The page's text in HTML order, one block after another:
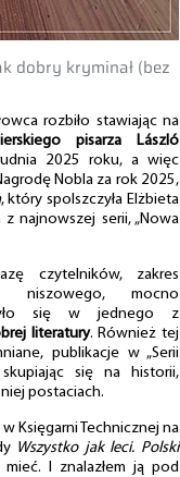
dobry kryminał (bez
rozbiło stawiając na
pisarza László
2025 roku, a więc
Nobla za rok 2025,
, który spolszczyła Elżbieta
najnowszej serii, „Nowa
czytelników, zakres
niszowego, mocno
się w jednego z
literatury. Również tej
publikacje w „Serii
skupiając się na historii,
postaciach.
Księgarni Technicznej na
Wszystko jak leci. Polski
I znalazłem ją pod